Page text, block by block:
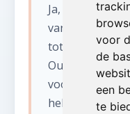
voor
de
een
te
Ja, wij zijn
van het
tot de
Ourthe en de
voor moeilijk
hellingen en